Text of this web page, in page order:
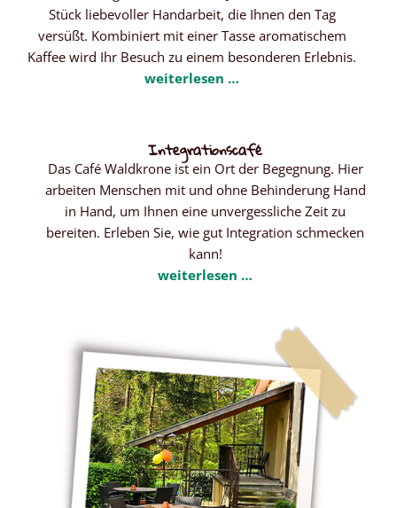
Stück liebevoller Handarbeit, die Ihnen den Tag
versüßt. Kombiniert mit einer Tasse aromatischem
Kaffee wird Ihr Besuch zu einem besonderen Erlebnis.
weiterlesen …
Integrationscafé
Das Café Waldkrone ist ein Ort der Begegnung. Hier
arbeiten Menschen mit und ohne Behinderung Hand
in Hand, um Ihnen eine unvergessliche Zeit zu
bereiten. Erleben Sie, wie gut Integration schmecken
kann!
weiterlesen …